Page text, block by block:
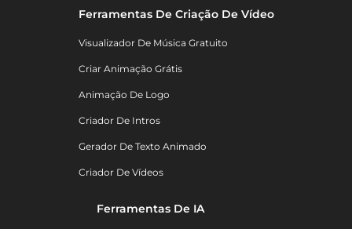
Ferramentas De Criação De Vídeo
Visualizador De Música Gratuito
Criar Animação Grátis
Animação De Logo
Criador De Intros
Gerador De Texto Animado
Criador De Vídeos
Ferramentas De IA